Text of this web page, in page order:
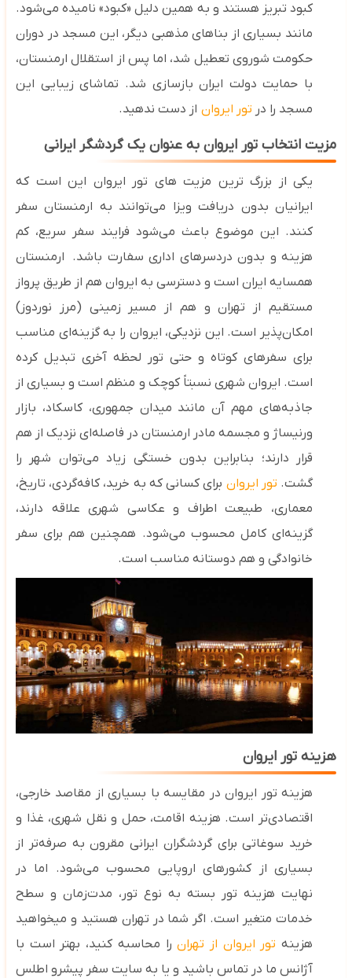
کبود تبریز هستند و به همین دلیل «کبود» نامیده می‌شود.
مانند بسیاری از بناهای مذهبی دیگر، این مسجد در دوران
حکومت شوروی تعطیل شد، اما پس از استقلال ارمنستان،
با حمایت دولت ایران بازسازی شد. تماشای زیبایی این
مسجد را درتور ایرواناز دست ندهید.
مزیت انتخاب تور ایروان به عنوان یک گردشگر ایرانی
یکی از بزرگ ‌ترین مزیت‌ های تور ایروان این است که
ایرانیان بدون دریافت ویزا می‌توانند به ارمنستان سفر
کنند. این موضوع باعث می‌شود فرایند سفر سریع، کم‌
هزینه و بدون دردسرهای اداری سفارت باشد. ارمنستان
همسایه ایران است و دسترسی به ایروان هم از طریق پرواز
مستقیم از تهران و هم از مسیر زمینی (مرز نوردوز)
امکان‌پذیر است. این نزدیکی، ایروان را به گزینه‌ای مناسب
برای سفرهای کوتاه و حتی تور لحظه آخری تبدیل کرده
است. ایروان شهری نسبتاً کوچک و منظم است و بسیاری از
جاذبه‌های مهم آن مانند میدان جمهوری، کاسکاد، بازار
ورنیساژ و مجسمه مادر ارمنستان در فاصله‌ای نزدیک از هم
قرار دارند؛ بنابراین بدون خستگی زیاد می‌توان شهر را
گشت.تور ایروانبرای کسانی که به خرید، کافه‌گردی، تاریخ،
معماری، طبیعت اطراف و عکاسی شهری علاقه دارند،
گزینه‌ای کامل محسوب می‌شود. همچنین هم برای سفر
خانوادگی و هم دوستانه مناسب است.
هزینه تور ایروان
هزینه تور ایروان در مقایسه با بسیاری از مقاصد خارجی،
اقتصادی‌تر است. هزینه اقامت، حمل‌ و نقل شهری، غذا و
خرید سوغاتی برای گردشگران ایرانی مقرون‌ به ‌صرفه‌تر از
بسیاری از کشورهای اروپایی محسوب می‌شود. اما در
نهایت هزینه تور بسته به نوع تور، مدت‌زمان و سطح
خدمات متغیر است. اگر شما در تهران هستید و میخواهید
هزینهتور ایروان از تهرانرا محاسبه کنید، بهتر است با
آژانس ما در تماس باشید و یا به سایت سفر پیشرو اطلس